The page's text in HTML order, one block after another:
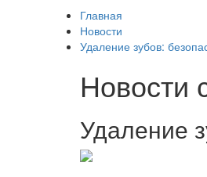
Главная
Новости
Удаление зубов:
Новости
Удаление